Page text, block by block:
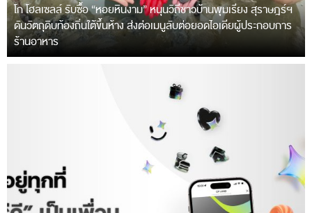
โก โฮลเซลล์ รับซื้อ “หอยหินงาม” หนุนวิถีชาวบ้านพุมเรียง สุราษฎร์ฯ
ดันวัตถุดิบท้องถิ่นใต้ขึ้นห้าง ส่งต่อเมนูลับต่อยอดไอเดียผู้ประกอบการ
ร้านอาหาร